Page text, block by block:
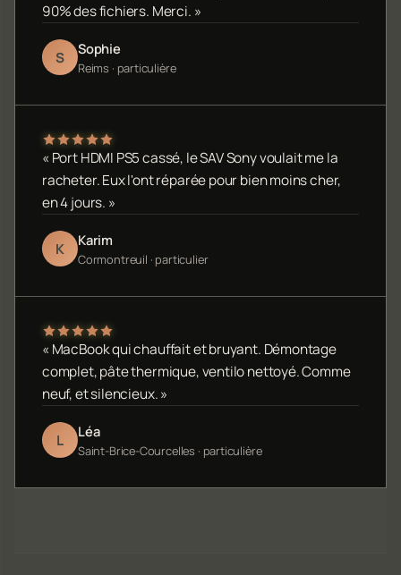
90% des fichiers. Merci. »
S Sophie
Reims · particulière
« Port HDMI PS5 cassé, le SAV Sony voulait me la
racheter. Eux l'ont réparée pour bien moins cher,
en 4 jours. »
K Karim
Cormontreuil · particulier
« MacBook qui chauffait et bruyant. Démontage
complet, pâte thermique, ventilo nettoyé. Comme
neuf, et silencieux. »
L Léa
Saint-Brice-Courcelles · particulière